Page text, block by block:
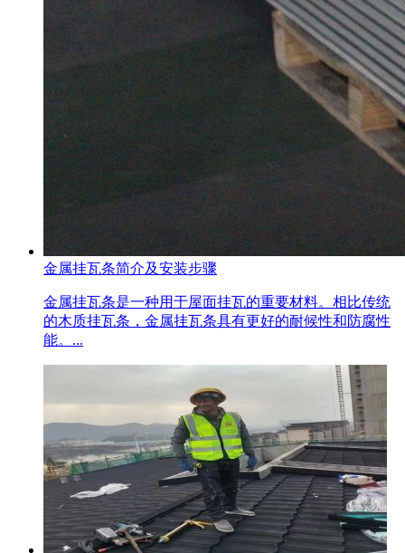
金属挂瓦条简介及安装步骤
金属挂瓦条是一种用于屋面挂瓦的重要材料。相比传统
的木质挂瓦条，金属挂瓦条具有更好的耐候性和防腐性
能。...